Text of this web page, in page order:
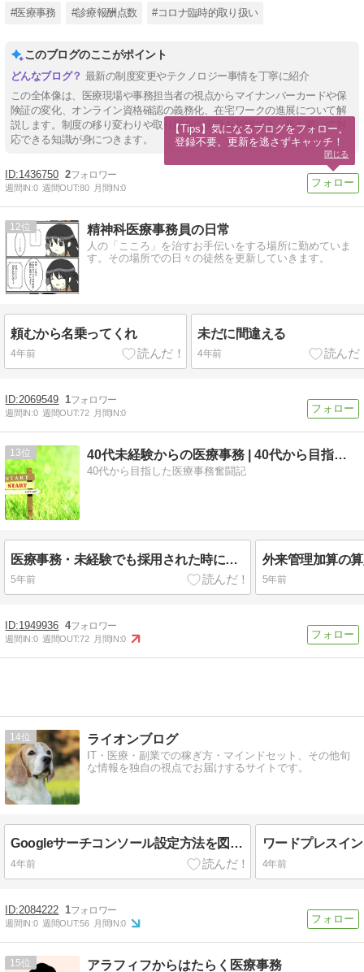
#医療事務 #診療報酬点数 #コロナ臨時的取り扱い
このブログのここがポイント
最新の制度変更やテクノロジー事情を丁寧に紹介
この全体像は、医療現場や事務担当者の視点からマイナンバーカードや保
険証の変化、オンライン資格確認の義務化、在宅ワークの進展について解
説します。制度の移り変わりや取り組みの実態を把握でき、落ち着いて対
応できる知識が身につきます。
1436750 2
週間IN:0 週間OUT:80 月間IN:0
12 精神科医療事務員の日常
人の「こころ」を治すお手伝いをする場所に勤めていま
す。その場所での日々の徒然を更新していきます。
頼むから名乗ってくれ
4年前
未だに間違える
4年前
2069549 1
週間IN:0 週間OUT:72 月間IN:0
13 40代未経験からの医療事務 | 40代から目指した医療事務…
40代から目指した医療事務奮闘記
医療事務・未経験でも採用された時に準備しておきたいスキル３選
5年前 5年前
1949936 4
週間IN:0 週間OUT:72 月間IN:0
14 ライオンブログ
IT・医療・副業での稼ぎ方・マインドセット、その他旬
な情報を独自の視点でお届けするサイトです。
Googleサーチコンソール設定方法を図解で解説！
4年前 4年前
2084222 1
週間IN:0 週間OUT:56 月間IN:0
15 アラフィフからはたらく医療事務
【Tips】気になるブログをフォロー。
登録不要。更新を逃さずキャッチ！
閉じる